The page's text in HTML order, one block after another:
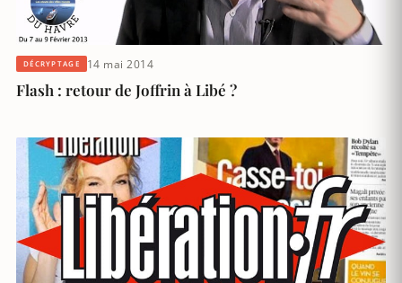
DÉCRYPTAGE 14 mai 2014
Flash : retour de Joffrin à Libé ?